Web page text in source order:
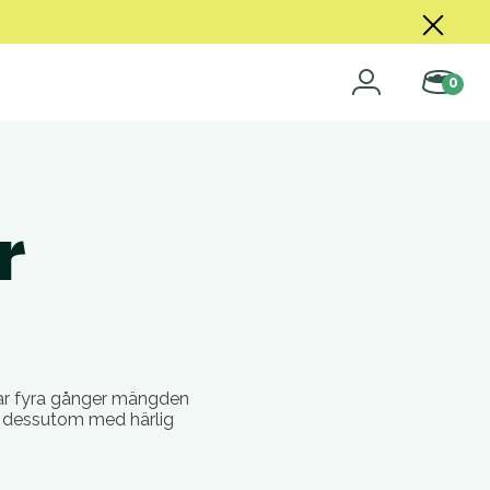
0
fyra gånger mängden
med härlig